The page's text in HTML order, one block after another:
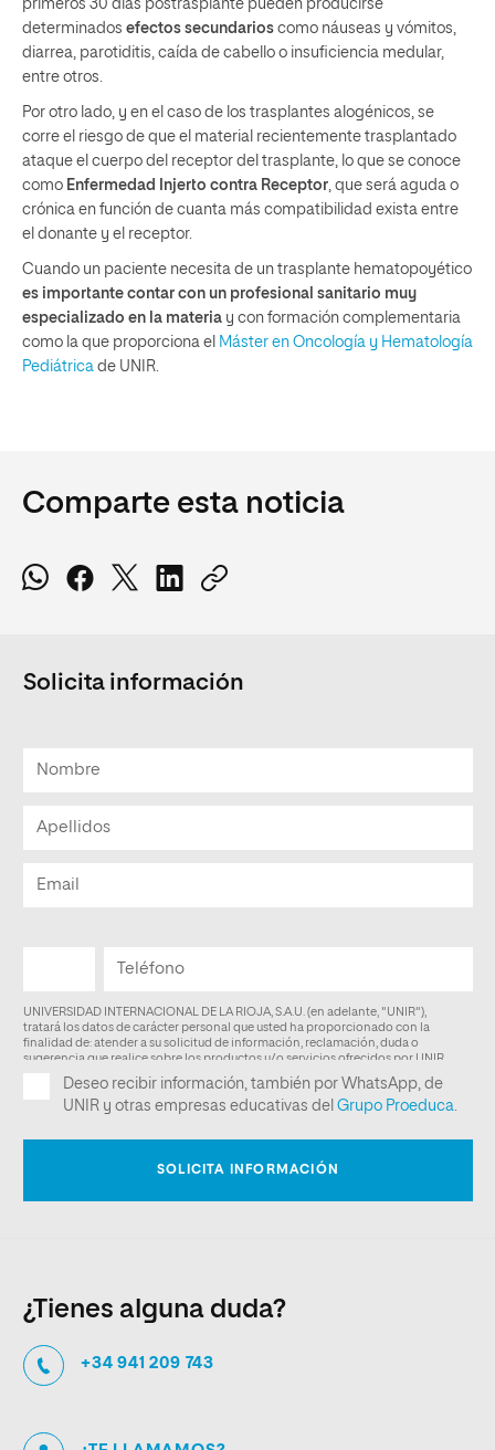
primeros 30 días postrasplante pueden producirse
determinados efectos secundarios como náuseas y vómitos,
diarrea, parotiditis, caída de cabello o insuficiencia medular,
entre otros.
Por otro lado, y en el caso de los trasplantes alogénicos, se
corre el riesgo de que el material recientemente trasplantado
ataque el cuerpo del receptor del trasplante, lo que se conoce
como Enfermedad Injerto contra Receptor , que será aguda o
crónica en función de cuanta más compatibilidad exista entre
el donante y el receptor.
Cuando un paciente necesita de un trasplante hematopoyético
es importante contar con un profesional sanitario muy
especializado en la materia y con formación complementaria
como la que proporciona el Máster en Oncología y Hematología
Pediátrica de UNIR.
Comparte esta noticia
Solicita información
¿Tienes alguna duda?
+34 941 209 743